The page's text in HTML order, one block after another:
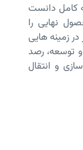
کامل دانست
نهایی را
در زمینه هایی
و توسعه، رصد
و انتقال